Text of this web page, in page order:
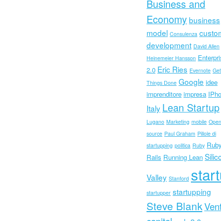
Business and
Economybusiness
model Consulenza
development David Allen
Heinemeier Hansson
2.0 Eric Ries Evernote
Things Done Google idee
imprenditore impresa
Italy Lean Startup
Lugano Marketing mobile Open
source Paul Graham Pillole di
startupping politica Ruby
Rails Running Lean
Valley Stanford
startupper startupping
Steve Blank